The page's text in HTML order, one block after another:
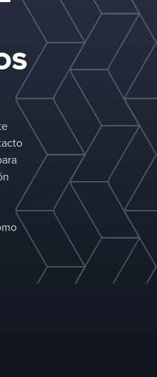
verticales u
horizontales